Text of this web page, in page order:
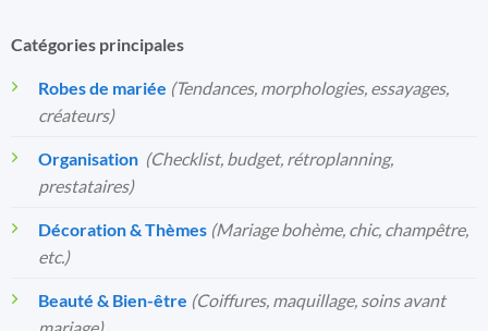
Catégories principales
Robes de mariée (Tendances, morphologies, essayages,
créateurs)
Organisation️ (Checklist, budget, rétroplanning,
prestataires)
Décoration & Thèmes (Mariage bohème, chic, champêtre,
etc.)
Beauté & Bien-être (Coiffures, maquillage, soins avant